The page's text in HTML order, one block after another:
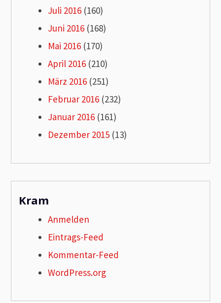
Juli 2016 (160)
Juni 2016 (168)
Mai 2016 (170)
April 2016 (210)
März 2016 (251)
Februar 2016 (232)
Januar 2016 (161)
Dezember 2015 (13)
Kram
Anmelden
Eintrags-Feed
Kommentar-Feed
WordPress.org